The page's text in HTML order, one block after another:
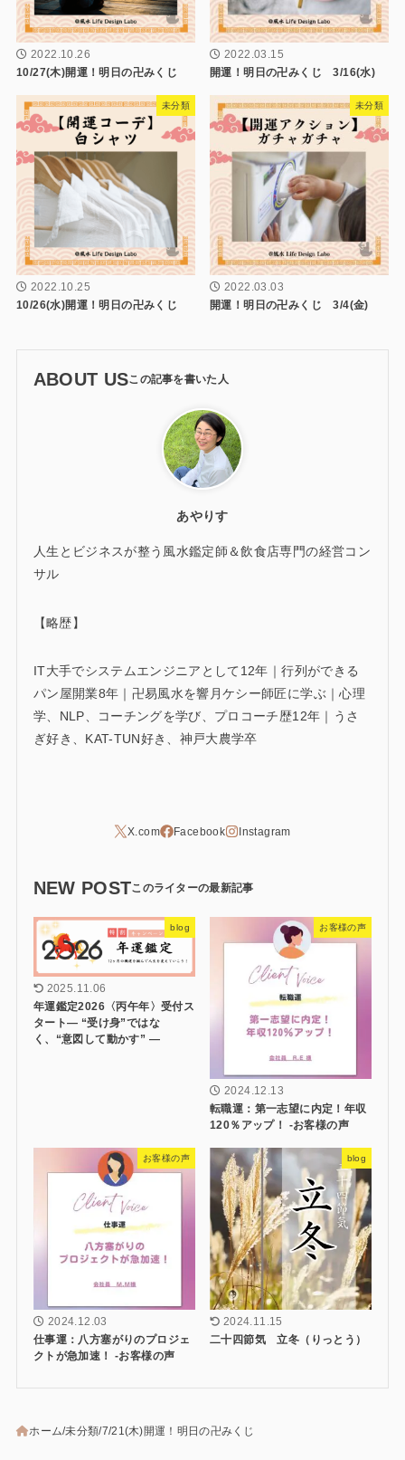
2022.10.26
10/27(木)開運！明日の卍みくじ
2022.03.15
開運！明日の卍みくじ 3/16(水)
未分類
2022.10.25
10/26(水)開運！明日の卍みくじ
未分類
2022.03.03
開運！明日の卍みくじ 3/4(金)
ABOUT US
あやりす
人生とビジネスが整う風水鑑定師＆飲食店専門の経営コン
サル
【略歴】
IT大手でシステムエンジニアとして12年｜行列ができる
パン屋開業8年｜卍易風水を響月ケシー師匠に学ぶ｜心理
学、NLP、コーチングを学び、プロコーチ歴12年｜うさ
ぎ好き、KAT-TUN好き、神戸大農学卒
NEW POST
blog
2025.11.06
年運鑑定2026〈丙午年〉受付ス
タート― “受け身”ではな
く、“意図して動かす” ―
お客様の声
2024.12.13
転職運：第一志望に内定！年収
120％アップ！ -お客様の声
お客様の声
2024.12.03
仕事運：八方塞がりのプロジェ
クトが急加速！ -お客様の声
blog
2024.11.15
二十四節気 立冬（りっとう）
ホーム 未分類 7/21(木)開運！明日の卍みくじ